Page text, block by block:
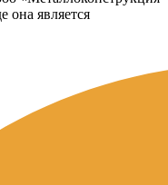
она является